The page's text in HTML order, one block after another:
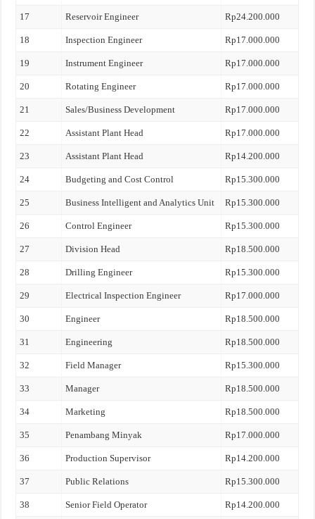
17 Reservoir Engineer Rp24.200.000
18 Inspection Engineer Rp17.000.000
19 Instrument Engineer Rp17.000.000
20 Rotating Engineer Rp17.000.000
21 Sales/Business Development Rp17.000.000
22 Assistant Plant Head Rp17.000.000
23 Assistant Plant Head Rp14.200.000
24 Budgeting and Cost Control Rp15.300.000
25 Business Intelligent and Analytics Unit Rp15.300.000
26 Control Engineer Rp15.300.000
27 Division Head Rp18.500.000
28 Drilling Engineer Rp15.300.000
29 Electrical Inspection Engineer Rp17.000.000
30 Engineer Rp18.500.000
31 Engineering Rp18.500.000
32 Field Manager Rp15.300.000
33 Manager Rp18.500.000
34 Marketing Rp18.500.000
35 Penambang Minyak Rp17.000.000
36 Production Supervisor Rp14.200.000
37 Public Relations Rp15.300.000
38 Senior Field Operator Rp14.200.000